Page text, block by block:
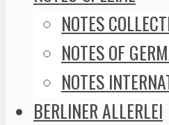
NOTES
NOTES OF
NOTES
BERLINER ALLERLEI